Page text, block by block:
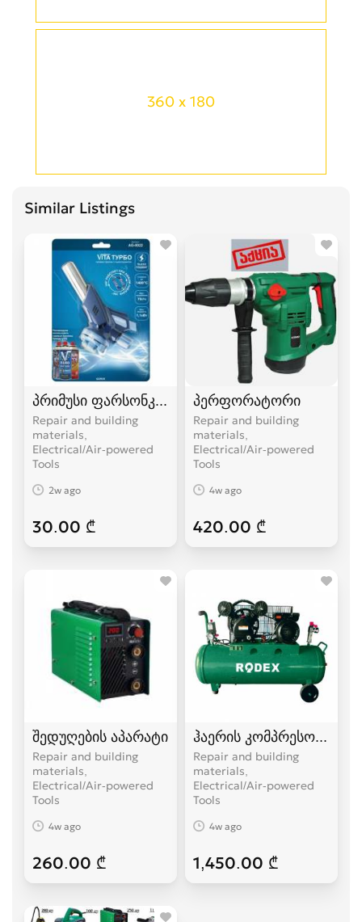
360 x 180
Similar Listings
პრიმუსი ფარსონკა ფუსფუსა
Repair and building
materials,
Electrical/Air-powered
Tools
2w ago
30.00 ₾
პერფორატორი
Repair and building
materials,
Electrical/Air-powered
Tools
4w ago
420.00 ₾
შედუღების აპარატი
Repair and building
materials,
Electrical/Air-powered
Tools
4w ago
260.00 ₾
ჰაერის კომპრესორი
Repair and building
materials,
Electrical/Air-powered
Tools
4w ago
1,450.00 ₾